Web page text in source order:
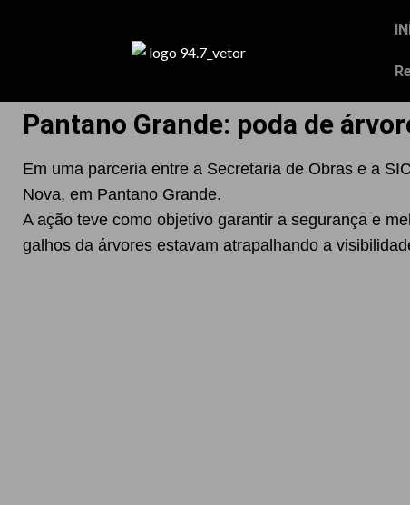
Pantano Grande: poda de
Em uma parceria entre a Secretaria de Obras e a
Nova, em Pantano Grande.
A ação teve como objetivo garantir a segurança e
galhos da árvores estavam atrapalhando a